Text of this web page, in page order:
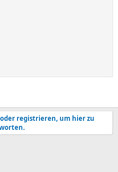
registrieren, um hier zu